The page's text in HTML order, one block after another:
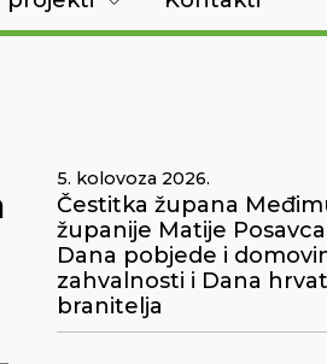
5. kolovoza 2026.
Čestitka župana
županije Matije
Dana pobjede i
zahvalnosti i Dana
branitelja